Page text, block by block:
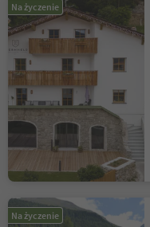
Na życzenie
Na życzenie